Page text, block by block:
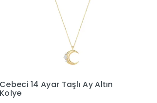
Cebeci 14 Ayar Melek Altın Taşlı
Kolye